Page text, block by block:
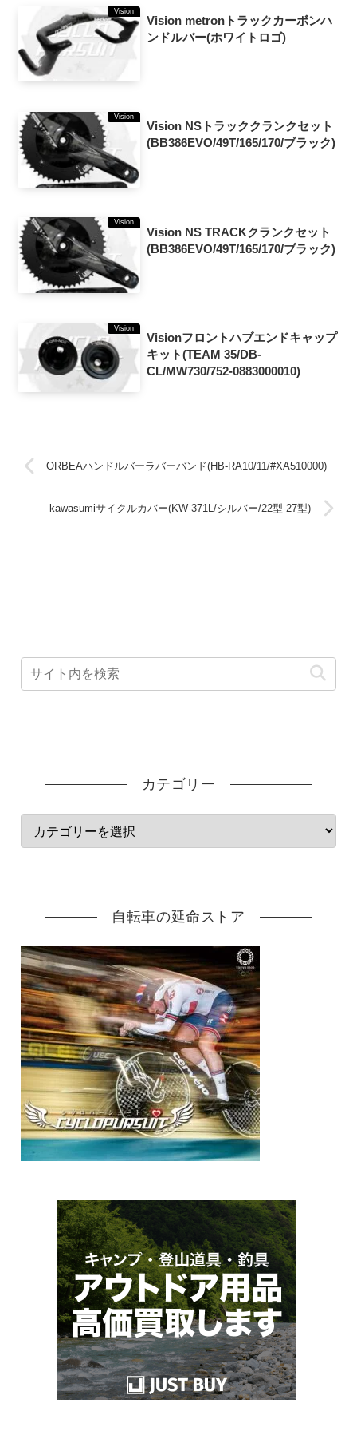
Vision
Vision metronトラックカーボンハ
ンドルバー(ホワイトロゴ)
Vision
Vision NSトラッククランクセット
(BB386EVO/49T/165/170/ブラック)
Vision
Vision NS TRACKクランクセット
(BB386EVO/49T/165/170/ブラック)
Vision
Visionフロントハブエンドキャップ
キット(TEAM 35/DB-
CL/MW730/752-0883000010)
ORBEAハンドルバーラバーバンド(HB-RA10/11/#XA510000)
kawasumiサイクルカバー(KW-371L/シルバー/22型-27型)
カテゴリー
自転車の延命ストア